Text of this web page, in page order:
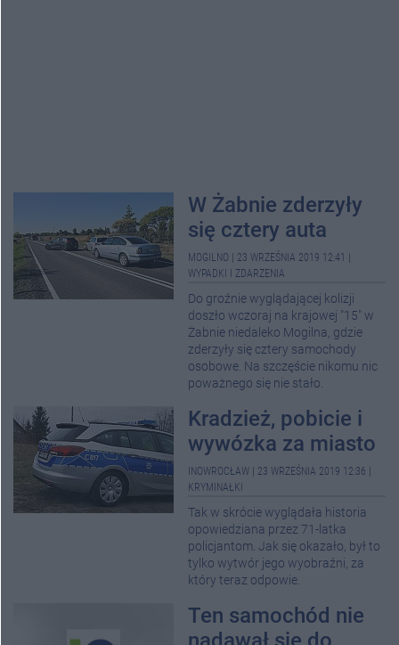
W Żabnie zderzyły
się cztery auta
MOGILNO 23 WRZEŚNIA 2019 12:41
WYPADKI I ZDARZENIA
Do groźnie wyglądającej kolizji
doszło wczoraj na krajowej "15" w
Żabnie niedaleko Mogilna, gdzie
zderzyły się cztery samochody
osobowe. Na szczęście nikomu nic
poważnego się nie stało.
Kradzież, pobicie i
wywózka za miasto
INOWROCŁAW 23 WRZEŚNIA 2019 12:36
KRYMINAŁKI
Tak w skrócie wyglądała historia
opowiedziana przez 71-latka
policjantom. Jak się okazało, był to
tylko wytwór jego wyobraźni, za
który teraz odpowie.
Ten samochód nie